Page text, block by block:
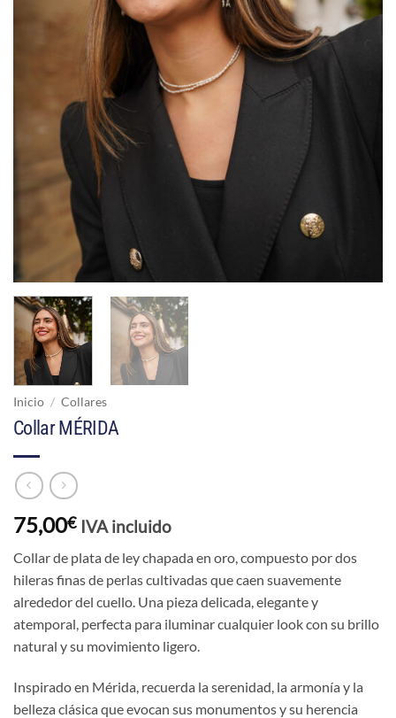
Inicio / Collares
Collar MÉRIDA
75,00€ IVA incluido
Collar de plata de ley chapada en oro, compuesto por dos
hileras finas de perlas cultivadas que caen suavemente
alrededor del cuello. Una pieza delicada, elegante y
atemporal, perfecta para iluminar cualquier look con su brillo
natural y su movimiento ligero.
Inspirado en Mérida, recuerda la serenidad, la armonía y la
belleza clásica que evocan sus monumentos y su herencia